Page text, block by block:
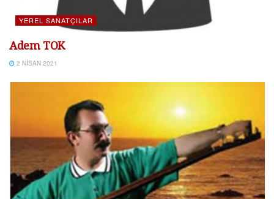
YEREL SANATÇILAR
Adem TOK
2 NISAN 2021